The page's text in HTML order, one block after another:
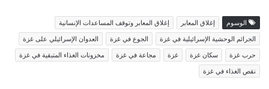
الوسوم إغلاق المعابر
إغلاق المعابر وتوقف المساعدات الإنسانية
الجرائم الوحشية الإسرائيلية في غزة
الجوع في غزة
العدوان الإسرائيلي على غزة
حرب غزة
سكان غزة غزة مجاعة في غزة
مخزونات الغذاء المتبقية في غزة
نقص الغذاء في غزة